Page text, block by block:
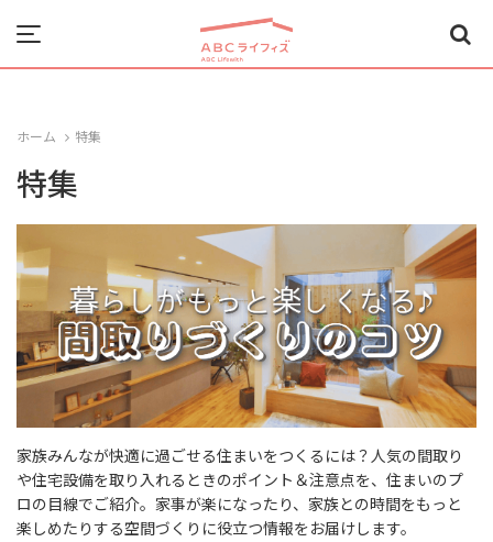
Menu
ホーム 特集
特集
家族みんなが快適に過ごせる住まいをつくるには？人気の間取り
や住宅設備を取り入れるときのポイント＆注意点を、住まいのプ
ロの目線でご紹介。家事が楽になったり、家族との時間をもっと
楽しめたりする空間づくりに役立つ情報をお届けします。